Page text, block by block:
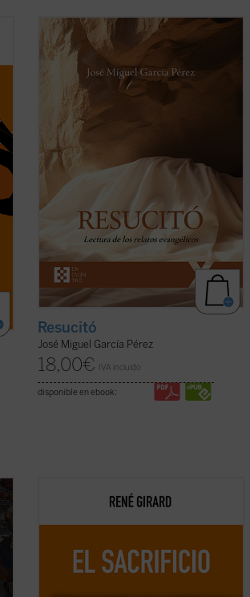
José Miguel García centra la atención
sobre las dificultades o extrañezas
contenidas en los relatos evangélicos,
que son los testimonios más explícitos
acerca de lo que aconteció después de la
muerte y sepultura de Jesús de Nazaret.
El ... (ver ficha)
Resucitó
José Miguel García Pérez
18,00€ IVA incluido
disponible en ebook:
Esta nueva edición, publicada a modo de
edificio girardiano, pues el sacrificio no
es un tema cualquiera de la antropología